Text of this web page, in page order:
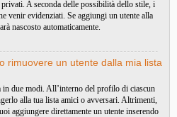
A seconda delle possibilità dello stile, i
venir evidenziati. Se aggiungi un utente alla
nascosto automaticamente.
rimuovere un utente dalla mia lista
in due modi. All’interno del profilo di ciascun
alla tua lista amici o avversari. Altrimenti,
aggiungere direttamente un utente inserendo